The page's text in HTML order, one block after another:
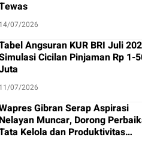
14/07/2026
Angsuran KUR BRI Juli
Cicilan Pinjaman Rp 1-
11/07/2026
Gibran Serap Aspirasi
Nelayan Muncar, Dorong
Kelola dan Produktivitas